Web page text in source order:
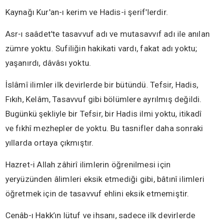
Kaynağı Kur'an-ı kerim ve Hadis-i şerif'lerdir.
Asr-ı saâdet'te tasavvuf adı ve mutasavvıf adı ile anılan
zümre yoktu. Sufiliğin hakikati vardı, fakat adı yoktu;
yaşanırdı, dâvâsı yoktu.
İslâmî ilimler ilk devirlerde bir bütündü. Tefsir, Hadis,
Fıkıh, Kelâm, Tasavvuf gibi bölümlere ayrılmış değildi.
Bugünkü şekliyle bir Tefsir, bir Hadis ilmi yoktu, itikadî
ve fıkhî mezhepler de yoktu. Bu tasnifler daha sonraki
yıllarda ortaya çıkmıştır.
Hazret-i Allah zâhirî ilimlerin öğrenilmesi için
yeryüzünden âlimleri eksik etmediği gibi, bâtınî ilimleri
öğretmek için de tasavvuf ehlini eksik etmemiştir.
Cenâb-ı Hakk’ın lütuf ve ihsanı, sadece ilk devirlerde